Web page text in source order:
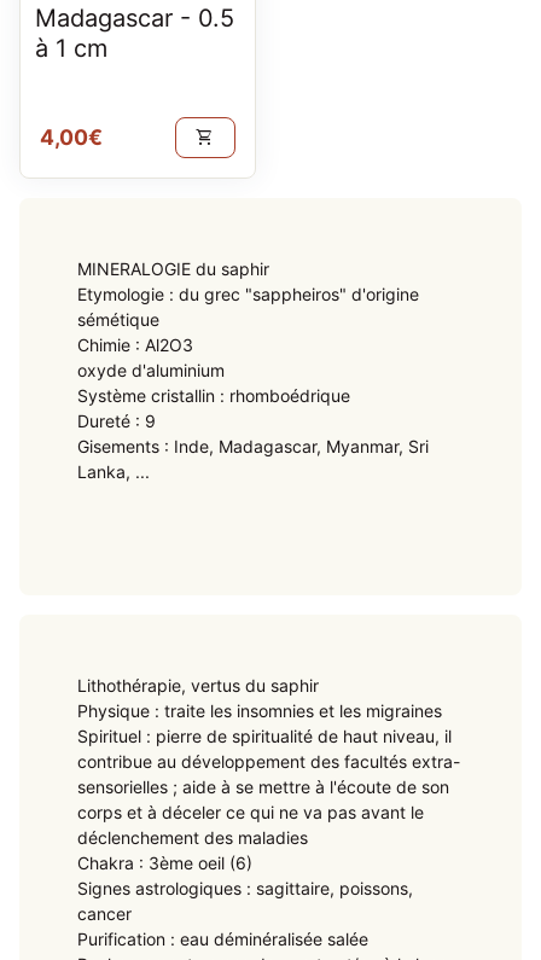
Madagascar - 0.5
à 1 cm
Prix normal
4,00€ shopping_cart
MINERALOGIE du saphir
Etymologie : du grec "sappheiros" d'origine
sémétique
Chimie : Al2O3
oxyde d'aluminium
Système cristallin : rhomboédrique
Dureté : 9
Gisements : Inde, Madagascar, Myanmar, Sri
Lanka, ...
Lithothérapie, vertus du saphir
Physique : traite les insomnies et les migraines
Spirituel : pierre de spiritualité de haut niveau, il
contribue au développement des facultés extra-
sensorielles ; aide à se mettre à l'écoute de son
corps et à déceler ce qui ne va pas avant le
déclenchement des maladies
Chakra : 3ème oeil (6)
Signes astrologiques : sagittaire, poissons,
cancer
Purification : eau déminéralisée salée